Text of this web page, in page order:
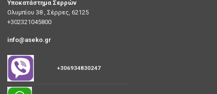
Υποκατάστημα Σερρών
Ολυμπίου 38 , Σέρρες, 62125
+302321045800
info@aseko.gr
+306934830247